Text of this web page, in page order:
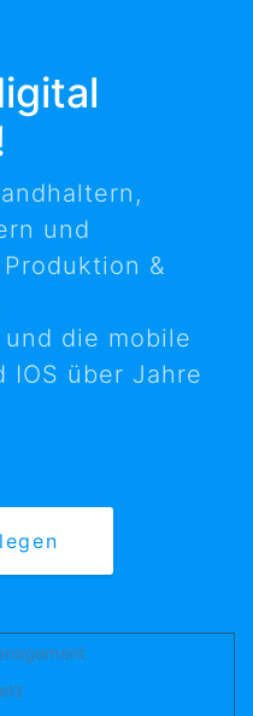
und
&
die mobile
IOS über Jahre